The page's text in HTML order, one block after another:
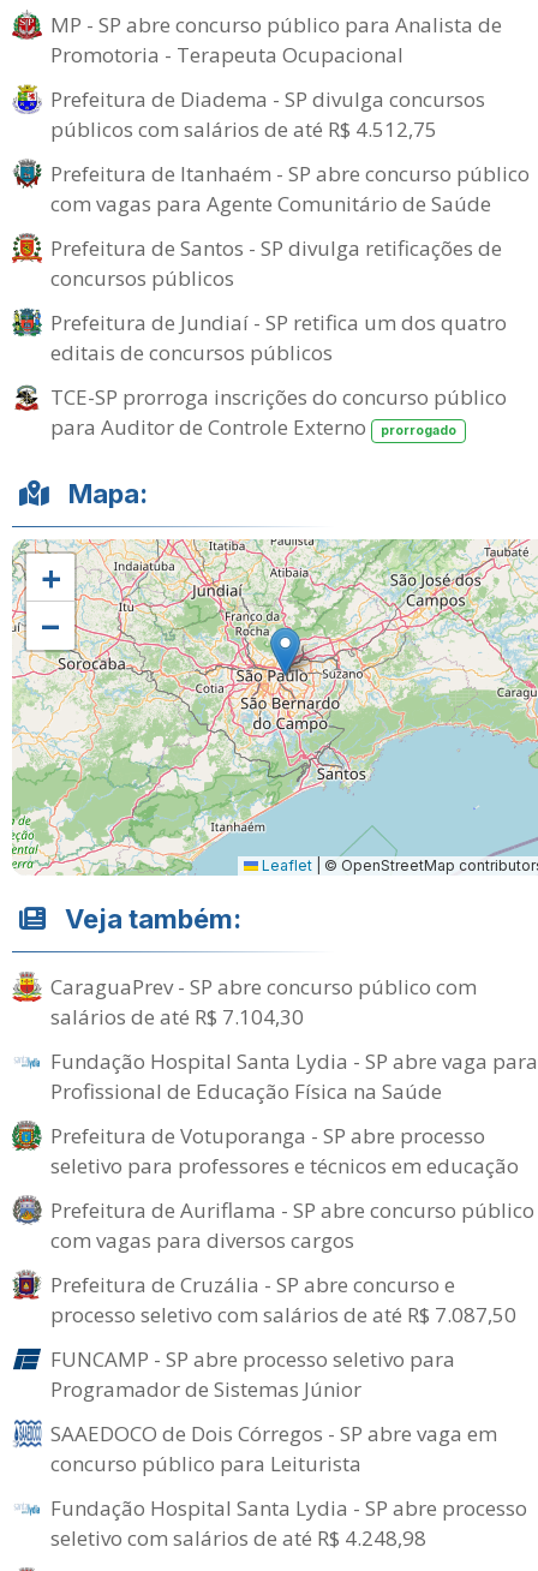
MP - SP abre concurso público para Analista de
Promotoria - Terapeuta Ocupacional
Prefeitura de Diadema - SP divulga concursos
públicos com salários de até R$ 4.512,75
Prefeitura de Itanhaém - SP abre concurso público
com vagas para Agente Comunitário de Saúde
Prefeitura de Santos - SP divulga retificações de
concursos públicos
Prefeitura de Jundiaí - SP retifica um dos quatro
editais de concursos públicos
TCE-SP prorroga inscrições do concurso público
para Auditor de Controle Externo
prorrogado
Mapa:
+
−
Leaflet © OpenStreetMap
Veja também:
CaraguaPrev - SP abre concurso público com
salários de até R$ 7.104,30
Fundação Hospital Santa Lydia - SP abre vaga para
Profissional de Educação Física na Saúde
Prefeitura de Votuporanga - SP abre processo
seletivo para professores e técnicos em educação
Prefeitura de Auriflama - SP abre concurso público
com vagas para diversos cargos
Prefeitura de Cruzália - SP abre concurso e
processo seletivo com salários de até R$ 7.087,50
FUNCAMP - SP abre processo seletivo para
Programador de Sistemas Júnior
SAAEDOCO de Dois Córregos - SP abre vaga em
concurso público para Leiturista
Fundação Hospital Santa Lydia - SP abre processo
seletivo com salários de até R$ 4.248,98